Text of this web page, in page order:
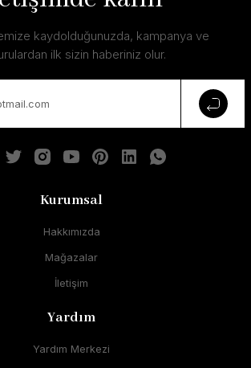
kaydolduğunuzda, kampanya ve
ilk sizin haberiniz olur.
Kurumsal
Hakkımızda
Mağazalar
İletişim
Yardım
Yardım Merkezi